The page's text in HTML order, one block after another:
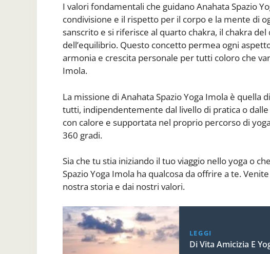
I valori fondamentali che guidano Anahata Spazio
condivisione e il rispetto per il corpo e la mente di
sanscrito e si riferisce al quarto chakra, il chakra
dell’equilibrio. Questo concetto permea ogni
armonia e crescita personale per tutti coloro che
Imola.
La missione di Anahata Spazio Yoga Imola è quella
tutti, indipendentemente dal livello di pratica o
con calore e supportata nel proprio percorso di
360 gradi.
Sia che tu stia iniziando il tuo viaggio nello yoga o
Spazio Yoga Imola ha qualcosa da offrire a te.
nostra storia e dai nostri valori.
LEGGI
Di Vita Amicizia E